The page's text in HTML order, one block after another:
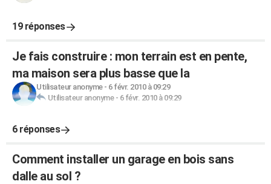
19 réponses
Je fais construire : mon terrain est en pente,
ma maison sera plus basse que la
Utilisateur anonyme- 6 févr. 2010 à 09:29
Utilisateur anonyme- 6 févr. 2010 à 09:29
6 réponses
Comment installer un garage en bois sans
dalle au sol ?